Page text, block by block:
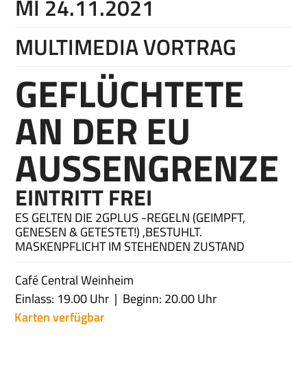
MI 24.11.2021
MULTIMEDIA VORTRAG
GEFLÜCHTETE
AN DER EU
AUSSENGRENZE
EINTRITT FREI
ES GELTEN DIE 2GPLUS -REGELN (GEIMPFT,
GENESEN & GETESTET!) ,BESTUHLT.
MASKENPFLICHT IM STEHENDEN ZUSTAND
Café Central Weinheim
Einlass: 19.00 Uhr
Beginn: 20.00 Uhr
Karten verfügbar